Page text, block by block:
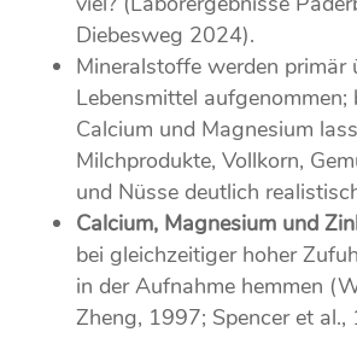
Diebesweg 2024).
Mineralstoffe werden primär
Lebensmittel aufgenommen;
Calcium und Magnesium
Milchprodukte, Vollkorn,
und Nüsse deutlich
Calcium, Magnesium und
bei gleichzeitiger hoher
in der Aufnahme hemmen
Zheng, 1997; Spencer et al.,